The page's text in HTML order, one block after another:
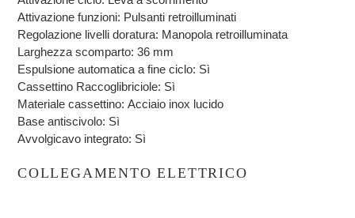
Attivazione funzioni: Pulsanti retroilluminati
Regolazione livelli doratura: Manopola retroilluminata
Larghezza scomparto: 36 mm
Espulsione automatica a fine ciclo: Sì
Cassettino Raccoglibriciole: Sì
Materiale cassettino: Acciaio inox lucido
Base antiscivolo: Sì
Avvolgicavo integrato: Sì
COLLEGAMENTO ELETTRICO